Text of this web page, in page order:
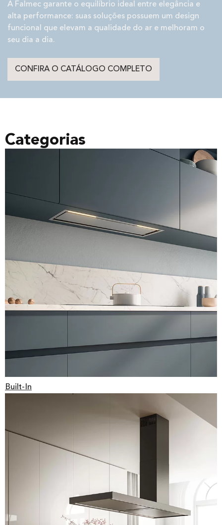
A Falmec garante o equilíbrio ideal entre elegância e
alta performance: suas soluções possuem um design
funcional que elevam a qualidade do ar e melhoram o
seu dia a dia.
CONFIRA O CATÁLOGO COMPLETO
Categorias
Built-In